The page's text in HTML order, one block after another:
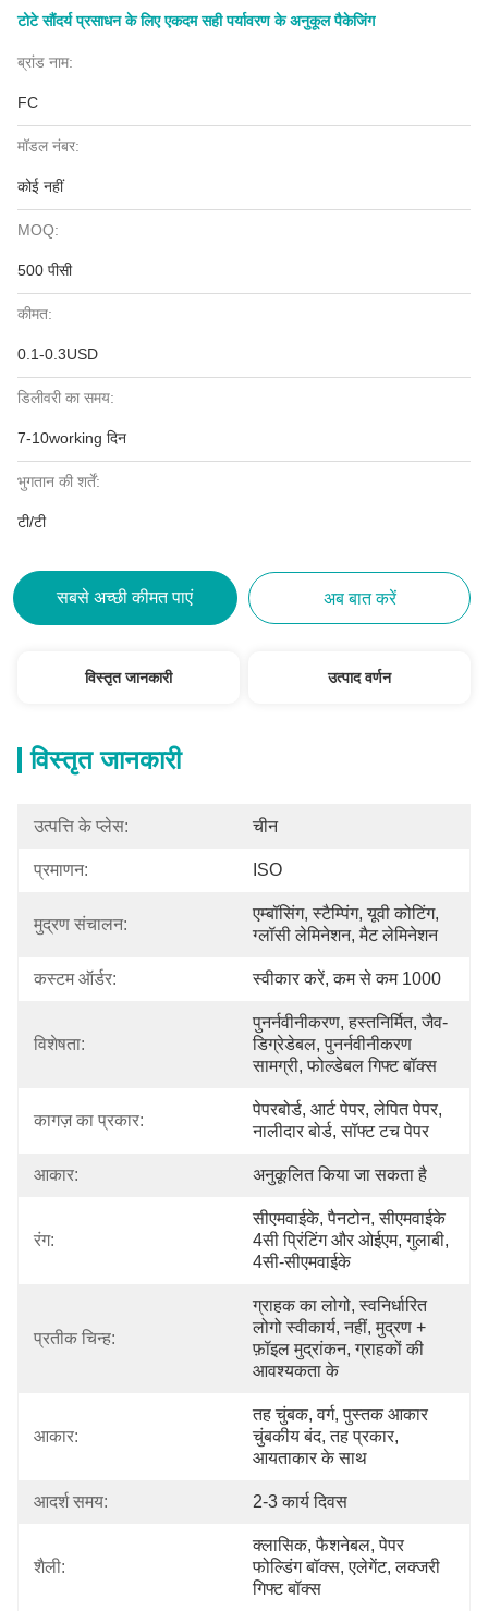
टोटे सौंदर्य प्रसाधन के लिए एकदम सही पर्यावरण के अनुकूल पैकेजिंग
ब्रांड नाम:
FC
मॉडल नंबर:
कोई नहीं
MOQ:
500 पीसी
कीमत:
0.1-0.3USD
डिलीवरी का समय:
7-10working दिन
भुगतान की शर्तें:
टी/टी
सबसे अच्छी कीमत पाएं अब बात करें
विस्तृत जानकारी उत्पाद वर्णन
विस्तृत जानकारी
उत्पत्ति के प्लेस: चीन
प्रमाणन: ISO
मुद्रण संचालन:
एम्बॉसिंग, स्टैम्पिंग, यूवी कोटिंग,
ग्लॉसी लेमिनेशन, मैट लेमिनेशन
कस्टम ऑर्डर: स्वीकार करें, कम से कम 1000
विशेषता:
पुनर्नवीनीकरण, हस्तनिर्मित, जैव-
डिग्रेडेबल, पुनर्नवीनीकरण
सामग्री, फोल्डेबल गिफ्ट बॉक्स
कागज़ का प्रकार:
पेपरबोर्ड, आर्ट पेपर, लेपित पेपर,
नालीदार बोर्ड, सॉफ्ट टच पेपर
आकार: अनुकूलित किया जा सकता है
रंग:
सीएमवाईके, पैनटोन, सीएमवाईके
4सी प्रिंटिंग और ओईएम, गुलाबी,
4सी-सीएमवाईके
प्रतीक चिन्ह:
ग्राहक का लोगो, स्वनिर्धारित
लोगो स्वीकार्य, नहीं, मुद्रण +
फ़ॉइल मुद्रांकन, ग्राहकों की
आवश्यकता के
आकार:
तह चुंबक, वर्ग, पुस्तक आकार
चुंबकीय बंद, तह प्रकार,
आयताकार के साथ
आदर्श समय: 2-3 कार्य दिवस
शैली:
क्लासिक, फैशनेबल, पेपर
फोल्डिंग बॉक्स, एलेगेंट, लक्जरी
गिफ्ट बॉक्स